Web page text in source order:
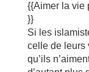
{{Aimer la vie
}}
Si les
celle de leurs
qu’ils